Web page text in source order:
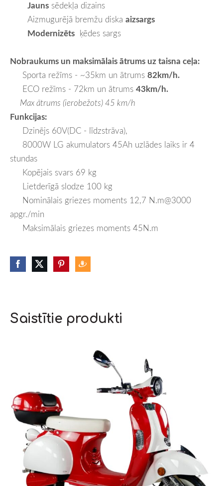
Jauns sēdekļa dizains
Aizmugurējā bremžu diska aizsargs
Modernizēts ķēdes sargs
Nobraukums un maksimālais ātrums uz taisna ceļa:
Sporta režīms - ~35km un ātrums 82km/h.
ECO režīms - 72km un ātrums 43km/h.
Max ātrums (ierobežots) 45 km/h
Funkcijas:
Dzinējs 60V(DC - līdzstrāva),
8000W LG akumulators 45Ah uzlādes laiks ir 4
stundas
Kopējais svars 69 kg
Lietderīgā slodze 100 kg
Nominālais griezes moments 12,7 N.m@3000
apgr./min
Maksimālais griezes moments 45N.m
Saistītie produkti